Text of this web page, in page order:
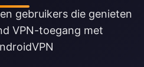
gebruikers die genieten
VPN-toegang met